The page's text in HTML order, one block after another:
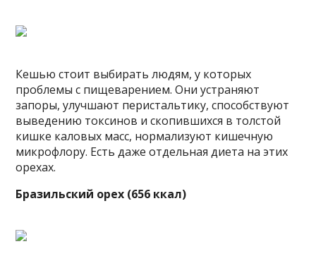
Кешью стоит выбирать людям, у которых
проблемы с пищеварением. Они устраняют
запоры, улучшают перистальтику, способствуют
выведению токсинов и скопившихся в толстой
кишке каловых масс, нормализуют кишечную
микрофлору. Есть даже отдельная диета на этих
орехах.
Бразильский орех (656 ккал)